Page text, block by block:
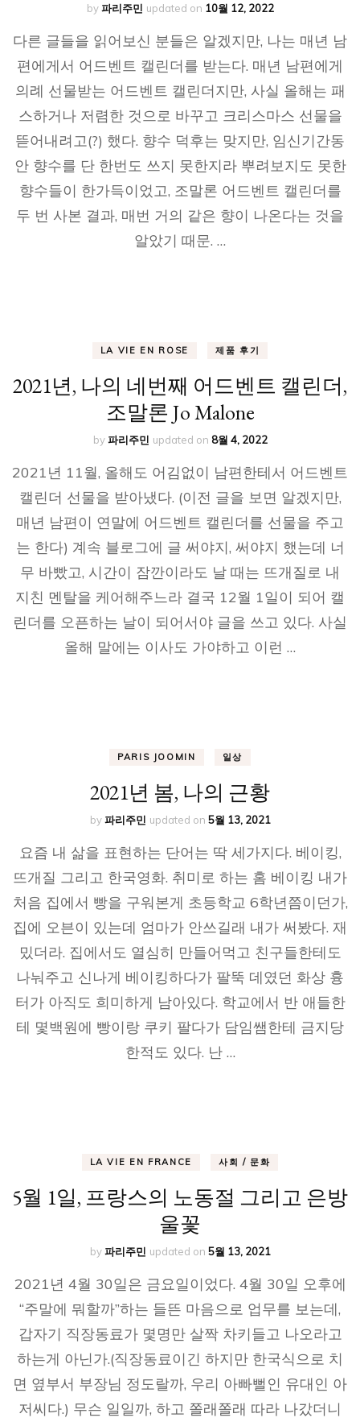
by파리주민 updated on 10월 12, 2022
다른 글들을 읽어보신 분들은 알겠지만, 나는 매년 남
편에게서 어드벤트 캘린더를 받는다. 매년 남편에게
의례 선물받는 어드벤트 캘린더지만, 사실 올해는 패
스하거나 저렴한 것으로 바꾸고 크리스마스 선물을
뜯어내려고(?) 했다. 향수 덕후는 맞지만, 임신기간동
안 향수를 단 한번도 쓰지 못한지라 뿌려보지도 못한
향수들이 한가득이었고, 조말론 어드벤트 캘린더를
두 번 사본 결과, 매번 거의 같은 향이 나온다는 것을
알았기 때문. …
LA VIE EN ROSE 제품 후기
2021년, 나의 네번째 어드벤트 캘린더,
조말론 Jo Malone
by파리주민 updated on 8월 4, 2022
2021년 11월, 올해도 어김없이 남편한테서 어드벤트
캘린더 선물을 받아냈다. (이전 글을 보면 알겠지만,
매년 남편이 연말에 어드벤트 캘린더를 선물을 주고
는 한다) 계속 블로그에 글 써야지, 써야지 했는데 너
무 바빴고, 시간이 잠깐이라도 날 때는 뜨개질로 내
지친 멘탈을 케어해주느라 결국 12월 1일이 되어 캘
린더를 오픈하는 날이 되어서야 글을 쓰고 있다. 사실
올해 말에는 이사도 가야하고 이런 …
PARIS JOOMIN 일상
2021년 봄, 나의 근황
by파리주민 updated on 5월 13, 2021
요즘 내 삶을 표현하는 단어는 딱 세가지다. 베이킹,
뜨개질 그리고 한국영화. 취미로 하는 홈 베이킹 내가
처음 집에서 빵을 구워본게 초등학교 6학년쯤이던가,
집에 오븐이 있는데 엄마가 안쓰길래 내가 써봤다. 재
밌더라. 집에서도 열심히 만들어먹고 친구들한테도
나눠주고 신나게 베이킹하다가 팔뚝 데였던 화상 흉
터가 아직도 희미하게 남아있다. 학교에서 반 애들한
테 몇백원에 빵이랑 쿠키 팔다가 담임쌤한테 금지당
한적도 있다. 난 …
LA VIE EN FRANCE 사회 / 문화
5월 1일, 프랑스의 노동절 그리고 은방
울꽃
by파리주민 updated on 5월 13, 2021
2021년 4월 30일은 금요일이었다. 4월 30일 오후에
“주말에 뭐할까”하는 들뜬 마음으로 업무를 보는데,
갑자기 직장동료가 몇명만 살짝 차키들고 나오라고
하는게 아닌가.(직장동료이긴 하지만 한국식으로 치
면 옆부서 부장님 정도랄까, 우리 아빠뻘인 유대인 아
저씨다.) 무슨 일일까, 하고 쫄래쫄래 따라 나갔더니